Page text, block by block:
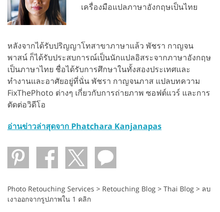
เครื่องมือแปลภาษาอังกฤษเป็นไทย
หลังจากได้รับปริญญาโทสาขาภาษาแล้ว พัชรา กาญจน
พาสน์ ก็ได้รับประสบการณ์เป็นนักแปลอิสระจากภาษาอังกฤษ
เป็นภาษาไทย ชื่อได้รับการศึกษาในทั้งสองประเทศและ
ทำงานและอาศัยอยู่ที่นั่น พัชรา กาญจนภาส แปลบทความ
FixThePhoto ต่างๆ เกี่ยวกับการถ่ายภาพ ซอฟต์แวร์ และการ
ตัดต่อวิดีโอ
อ่านข่าวล่าสุดจาก Phatchara Kanjanapas
Photo Retouching Services > Retouching Blog > Thai Blog > ลบ
เงาออกจากรูปภาพใน 1 คลิก